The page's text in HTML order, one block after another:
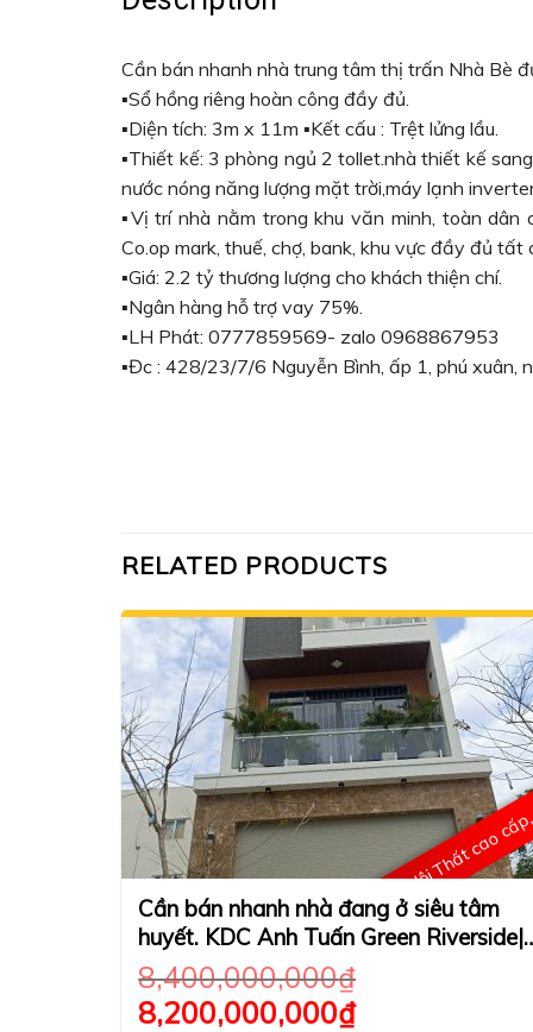
Cần bán nhanh nhà trung tâm thị trấn Nhà Bè
▪︎Sổ hồng riêng hoàn công đầy đủ.
▪︎Diện tích: 3m x 11m ▪︎Kết cấu : Trệt lửng lầu.
▪︎Thiết kế: 3 phòng ngủ 2 tollet.nhà thiết kế
nước nóng năng lượng mặt trời,máy lạnh
▪︎Vị trí nhà nằm trong khu văn minh, toàn dân
Co.op mark, thuế, chợ, bank, khu vực đầy đủ tất
▪︎Giá: 2.2 tỷ thương lượng cho khách thiện chí.
▪︎Ngân hàng hỗ trợ vay 75%.
▪︎LH Phát: 0777859569- zalo 0968867953
▪︎Đc : 428/23/7/6 Nguyễn Bình, ấp 1, phú xuân,
RELATED PRODUCTS
Nội Thất cao
Cần bán nhanh nhà đang ở siêu tâm
huyết. KDC Anh Tuấn Green Riverside|
𝑯𝒖𝒚̀𝒏𝒉 𝑻𝒂̂́𝒏 𝑷𝒉𝒂́𝒕,
8,400,000,000₫
8,200,000,000₫